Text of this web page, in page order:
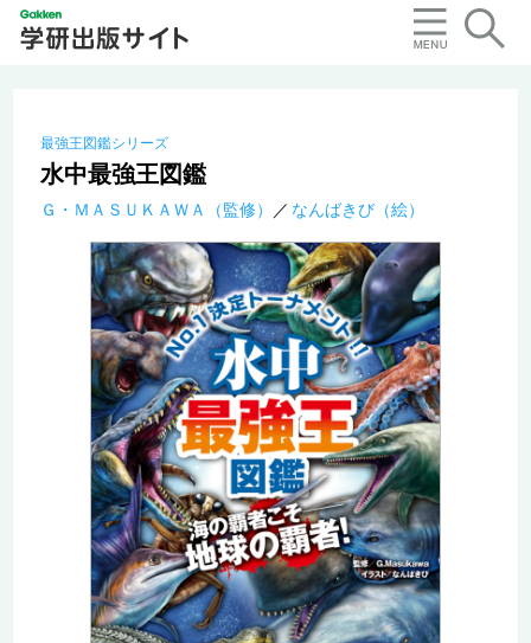
最強王図鑑シリーズ
水中最強王図鑑
Ｇ・ＭＡＳＵＫＡＷＡ（監修） なんばきび（絵）